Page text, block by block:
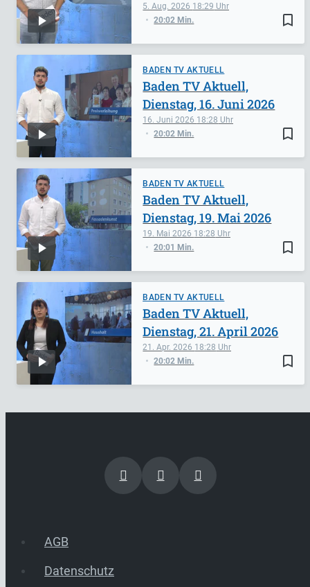
bookmark_border
5. Aug. 2026 18:29
20:02 Min.
BADEN TV AKTUELL
bookmark_border
16. Juni 2026 18:28
20:02 Min.
Baden TV Aktuell,
Dienstag, 16. Juni 2026
BADEN TV AKTUELL
bookmark_border
19. Mai 2026 18:28
20:01 Min.
Baden TV Aktuell,
Dienstag, 19. Mai 2026
BADEN TV AKTUELL
bookmark_border
21. Apr. 2026 18:28
20:02 Min.
Baden TV Aktuell,
Dienstag, 21. April 2026
AGB
Datenschutz